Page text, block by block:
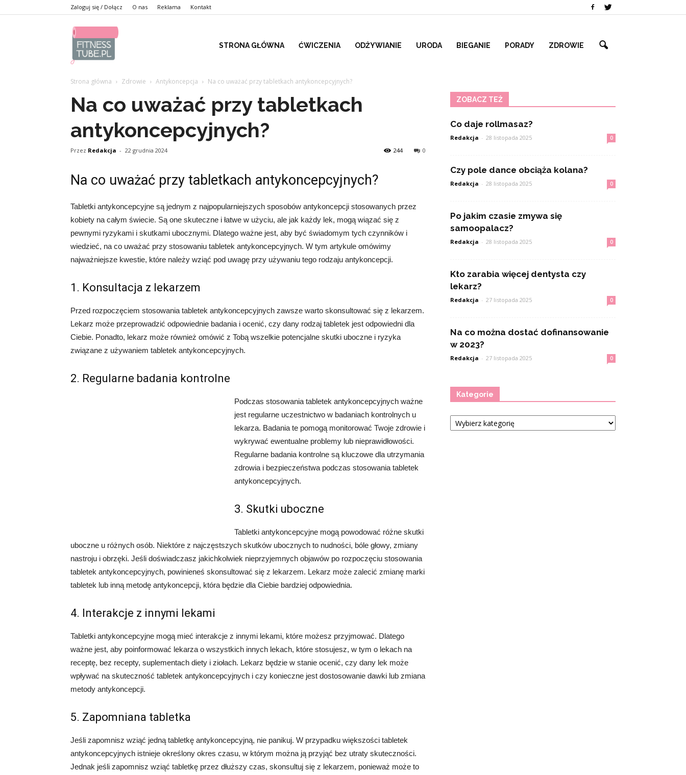
Zaloguj się / Dołącz O nas Reklama Kontakt
STRONA GŁÓWNA ĆWICZENIA ODŻYWIANIE URODA BIEGANIE PORADY ZDROWIE
Strona główna Zdrowie Antykoncepcja Na co uważać przy tabletkach antykoncepcyjnych?
Na co uważać przy tabletkach
antykoncepcyjnych?
Przez Redakcja - 22 grudnia 2024 0
244
Na co uważać przy tabletkach antykoncepcyjnych?
Tabletki antykoncepcyjne są jednym z najpopularniejszych sposobów antykoncepcji stosowanych przez
kobiety na całym świecie. Są one skuteczne i łatwe w użyciu, ale jak każdy lek, mogą wiązać się z
pewnymi ryzykami i skutkami ubocznymi. Dlatego ważne jest, aby być świadomym tych czynników i
wiedzieć, na co uważać przy stosowaniu tabletek antykoncepcyjnych. W tym artykule omówimy
najważniejsze kwestie, które należy wziąć pod uwagę przy używaniu tego rodzaju antykoncepcji.
1. Konsultacja z lekarzem
Przed rozpoczęciem stosowania tabletek antykoncepcyjnych zawsze warto skonsultować się z lekarzem.
Lekarz może przeprowadzić odpowiednie badania i ocenić, czy dany rodzaj tabletek jest odpowiedni dla
Ciebie. Ponadto, lekarz może również omówić z Tobą wszelkie potencjalne skutki uboczne i ryzyka
związane z używaniem tabletek antykoncepcyjnych.
2. Regularne badania kontrolne
Podczas stosowania tabletek antykoncepcyjnych ważne
jest regularne uczestnictwo w badaniach kontrolnych u
lekarza. Badania te pomogą monitorować Twoje zdrowie i
wykrywać ewentualne problemy lub nieprawidłowości.
Regularne badania kontrolne są kluczowe dla utrzymania
zdrowia i bezpieczeństwa podczas stosowania tabletek
antykoncepcyjnych.
3. Skutki uboczne
Tabletki antykoncepcyjne mogą powodować różne skutki
uboczne u różnych osób. Niektóre z najczęstszych skutków ubocznych to nudności, bóle głowy, zmiany
nastroju i obrzęki. Jeśli doświadczasz jakichkolwiek nieprzyjemnych objawów po rozpoczęciu stosowania
tabletek antykoncepcyjnych, powinieneś skonsultować się z lekarzem. Lekarz może zalecić zmianę marki
tabletek lub inną metodę antykoncepcji, która będzie dla Ciebie bardziej odpowiednia.
4. Interakcje z innymi lekami
Tabletki antykoncepcyjne mogą mieć interakcje z innymi lekami, które możesz przyjmować. Dlatego
ważne jest, aby poinformować lekarza o wszystkich innych lekach, które stosujesz, w tym o lekach na
receptę, bez recepty, suplementach diety i ziołach. Lekarz będzie w stanie ocenić, czy dany lek może
wpływać na skuteczność tabletek antykoncepcyjnych i czy konieczne jest dostosowanie dawki lub zmiana
metody antykoncepcji.
5. Zapomniana tabletka
Jeśli zapomnisz wziąć jedną tabletkę antykoncepcyjną, nie panikuj. W przypadku większości tabletek
antykoncepcyjnych istnieje określony okres czasu, w którym można ją przyjąć bez utraty skuteczności.
Jednak jeśli zapomnisz wziąć tabletkę przez dłuższy czas, skonsultuj się z lekarzem, ponieważ może to
ZOBACZ TEŻ
Co daje rollmasaz?
Redakcja - 28 listopada 2025 0
Czy pole dance obciąża kolana?
Redakcja - 28 listopada 2025 0
Po jakim czasie zmywa się
samoopalacz?
Redakcja - 28 listopada 2025 0
Kto zarabia więcej dentysta czy
lekarz?
Redakcja - 27 listopada 2025 0
Na co można dostać dofinansowanie
w 2023?
Redakcja - 27 listopada 2025 0
Kategorie
Kategorie